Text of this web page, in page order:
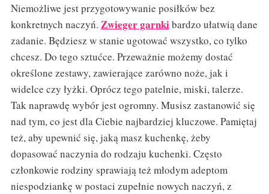
Niemożliwe jest przygotowywanie posiłków bez
konkretnych naczyń. Zwieger garnkibardzo ułatwią dane
zadanie. Będziesz w stanie ugotować wszystko, co tylko
chcesz. Do tego sztućce. Przeważnie możemy dostać
określone zestawy, zawierające zarówno noże, jak i
widelce czy łyżki. Oprócz tego patelnie, miski, talerze.
Tak naprawdę wybór jest ogromny. Musisz zastanowić się
nad tym, co jest dla Ciebie najbardziej kluczowe. Pamiętaj
też, aby upewnić się, jaką masz kuchenkę, żeby
dopasować naczynia do rodzaju kuchenki. Często
członkowie rodziny sprawiają też młodym adeptom
niespodziankę w postaci zupełnie nowych naczyń, z